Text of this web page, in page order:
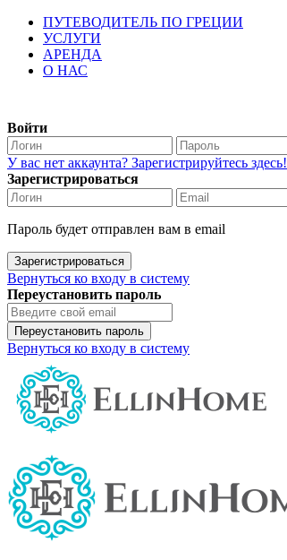
ПУТЕВОДИТЕЛЬ ПО ГРЕЦИИ
УСЛУГИ
АРЕНДА
О НАС
Войти
У вас нет аккаунта? Зарегистрируйтесь здесь!
Зарегистрироваться
Пароль будет отправлен вам в email
Зарегистрироваться
Вернуться ко входу в систему
Переустановить пароль
Переустановить пароль
Вернуться ко входу в систему